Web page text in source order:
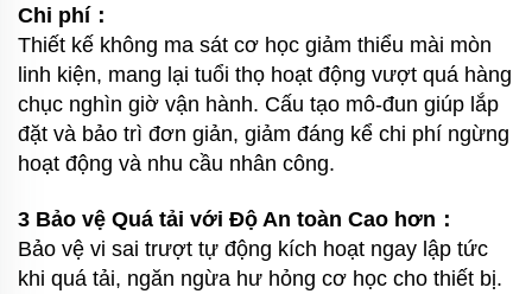
Chi phí：
Thiết kế không ma sát cơ học giảm thiểu mài mòn
linh kiện, mang lại tuổi thọ hoạt động vượt quá hàng
chục nghìn giờ vận hành. Cấu tạo mô-đun giúp lắp
đặt và bảo trì đơn giản, giảm đáng kể chi phí ngừng
hoạt động và nhu cầu nhân công.
3 Bảo vệ Quá tải với Độ An toàn Cao hơn：
Bảo vệ vi sai trượt tự động kích hoạt ngay lập tức
khi quá tải, ngăn ngừa hư hỏng cơ học cho thiết bị.